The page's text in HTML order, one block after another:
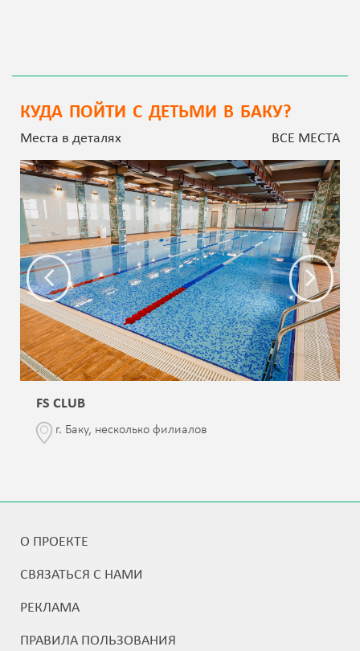
КУДА ПОЙТИ С ДЕТЬМИ В БАКУ?
Места в деталях ВСЕ МЕСТА
FS CLUB
г. Баку, несколько филиалов
О ПРОЕКТЕ
СВЯЗАТЬСЯ С НАМИ
РЕКЛАМА
ПРАВИЛА ПОЛЬЗОВАНИЯ